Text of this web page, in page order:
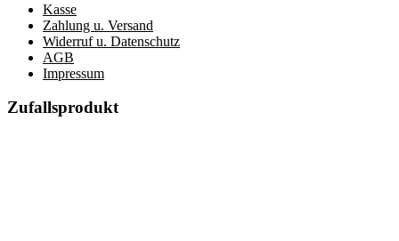
Kasse
Zahlung u. Versand
Widerruf u. Datenschutz
AGB
Impressum
Zufallsprodukt